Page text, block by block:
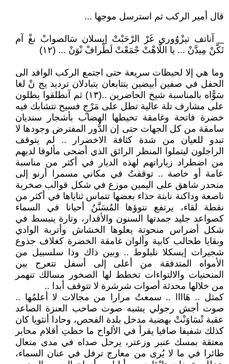
قال أمير الركب ثم استرسل موجها ...
_ آناتف تيزْوُوري غَرْ الرْحَبْتْ إيسلان سَالصوابْ نغْ آم
تَكَّنْ مِيدَّنْ ... يا اللَّاهْتْ جْمَعْتْ لَطْرافْ نْوَنْ ... (١٢)
وما هي إلا لحيظات سريعة حتى اجتمع الركب الوافد الى
الحفل في صفين أبيضين يتتابعان يتبادلان ترديد يج نْ لغا
سَوًّاه بالمناسبة شيخ الحاضرين ..(١٣) ثم آنطلقوا يطلون
على مشارف تلة عالية تطل على مَرْجٍ فسيح تتشابك فيه
خضرة فاتحة وغامقة تحيطها الهضاب بأشجار سنديان
سامقة من كل الجهات حتى إن الدُّور المفترض وجودها لا
تبدو للعيان من شدة كثافة الاخضرار .. لم يتوقف
الراجلون ليتملوا المنظر الرائق الذي أضحى مألوفا لديهم
من اضطراد زياراتهم لهذه الديار في أكثر من مناسبة
عامة أو خاصة .. توقفتُ في مكاني مسمرا أرنو إلى
منحدر شاهق على اليمين موزع في شكل قوالب صخرية
ناصعة وداكنة نابتة حذاء بعضها تتماس ثناياها في أكثر من
نقطة لقاء، يرتفع نتوؤها المُسَنَّنُ أحيانا في السماء
كصواعد جليد جمدتها السنون والأقدار، وتارة ينبسط في
شكل أضراس منحوتة يعلوها الخشاش وأتربة الوادي
وبقايا طحالب كابية وألوان غامقة الخضرة كغلاف جذوع
شجيرات إيسكلا نلبلوط .. وبين ذاك وذا سلسبيل من
الأمواه المتدفقة من أعلى إلى أسفل تتعرج بين
المنحنيات والالتواءات تخطط لها الصخور مسالك تنهمر
من خلالها محدثة أصوات شرشرة لا تتوقف أبدا ..
كمثل .. هَاااا .. سمعتُ مرارا من مجالات لا أعلمُها ..
صوت أجش رجولي يشبه صوت صاحب العنزة الصاعد
عقبة تْسَاوَنْتْ بهضبة مدخل بلدة الفحص، وحادا أنثويا كان
كذلك شفيفا صافيا يقرأ في الألواح ما خطتِ أقلام محابر
معتقة بمسك عنبر وزعتر، يرحل صداه في مدى متعال
طائرا في ما لا يُرى من معارج ترفل في عنان السماء،